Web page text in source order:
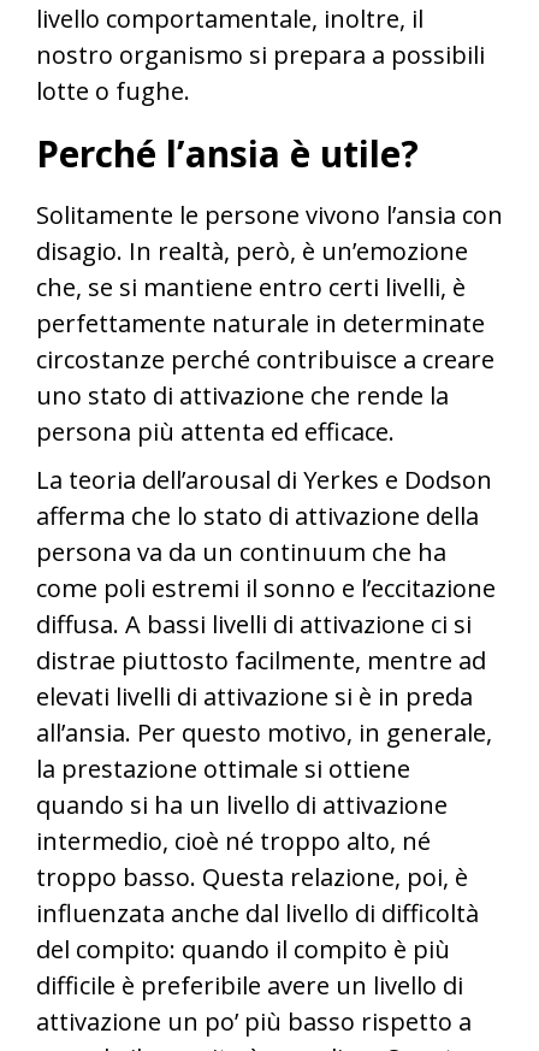
livello comportamentale, inoltre, il
nostro organismo si prepara a possibili
lotte o fughe.
Perché l’ansia è utile?
Solitamente le persone vivono l’ansia con
disagio. In realtà, però, è un’emozione
che, se si mantiene entro certi livelli, è
perfettamente naturale in determinate
circostanze perché contribuisce a creare
uno stato di attivazione che rende la
persona più attenta ed efficace.
La teoria dell’arousal di Yerkes e Dodson
afferma che lo stato di attivazione della
persona va da un continuum che ha
come poli estremi il sonno e l’eccitazione
diffusa. A bassi livelli di attivazione ci si
distrae piuttosto facilmente, mentre ad
elevati livelli di attivazione si è in preda
all’ansia. Per questo motivo, in generale,
la prestazione ottimale si ottiene
quando si ha un livello di attivazione
intermedio, cioè né troppo alto, né
troppo basso. Questa relazione, poi, è
influenzata anche dal livello di difficoltà
del compito: quando il compito è più
difficile è preferibile avere un livello di
attivazione un po’ più basso rispetto a